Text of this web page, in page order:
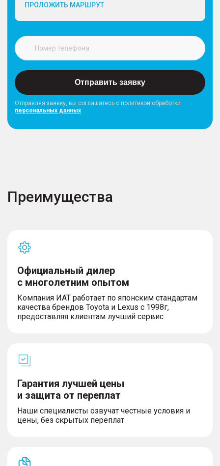
ПРОЛОЖИТЬ МАРШРУТ
Отправить заявку
Отправляя заявку, вы соглашатесь с политикой обработки
персональных данных
Преимущества
Официальный дилер
с многолетним опытом
Компания ИАТ работает по японским стандартам
качества брендов Toyota и Lexus с 1998г,
предоставляя клиентам лучший сервис
Гарантия лучшей цены
и защита от переплат
Наши специалисты озвучат честные условия и
цены, без скрытых переплат